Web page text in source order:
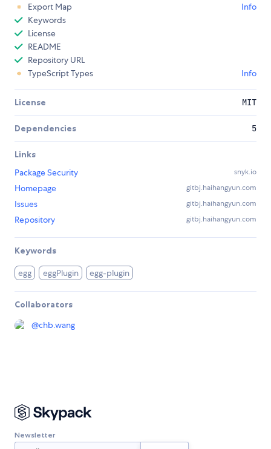
Export Map
Info
Keywords
License
README
Repository URL
TypeScript Types
Info
License MIT
Dependencies 5
Links
Package Security
snyk.io
Homepage gitbj.haihangyun.com
Issues gitbj.haihangyun.com
Repository gitbj.haihangyun.com
Keywords
egg eggPlugin egg-plugin
Collaborators
@chb.wang
Newsletter